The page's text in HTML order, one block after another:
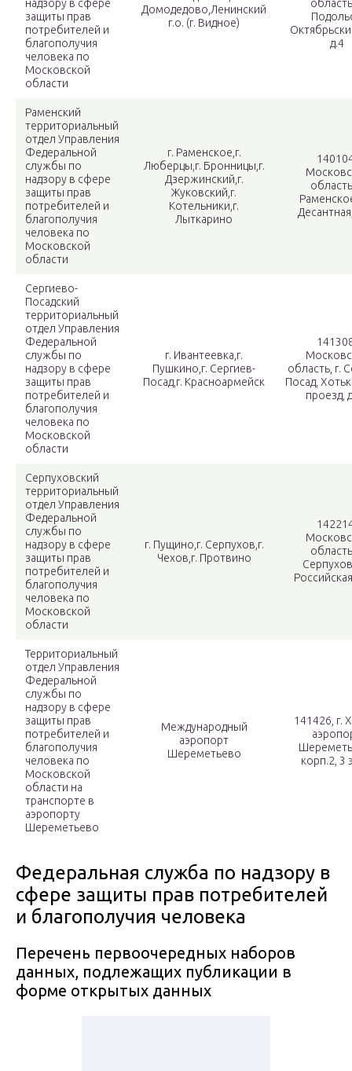
надзору в сфере
защиты прав
потребителей и
благополучия
человека по
Московской
области
Домодедово,Ленинский
г.о. (г. Видное)
д.4
Раменский
территориальный
отдел Управления
Федеральной
службы по
надзору в сфере
защиты прав
потребителей и
благополучия
человека по
Московской
области
г. Раменское,г.
Люберцы,г. Бронницы,г.
Дзержинский,г.
Жуковский,г.
Котельники,г.
Лыткарино
Сергиево-
Посадский
территориальный
отдел Управления
Федеральной
службы по
надзору в сфере
защиты прав
потребителей и
благополучия
человека по
Московской
области
г. Ивантеевка,г.
Пушкино,г. Сергиев-
Посад,г. Красноармейск
область, г.
Посад,
проезд,
Серпуховский
территориальный
отдел Управления
Федеральной
службы по
надзору в сфере
защиты прав
потребителей и
благополучия
человека по
Московской
области
г. Пущино,г. Серпухов,г.
Чехов,г. Протвино
Территориальный
отдел Управления
Федеральной
службы по
надзору в сфере
защиты прав
потребителей и
благополучия
человека по
Московской
области на
транспорте в
аэропорту
Шереметьево
Международный
аэропорт
Шереметьево
141426, г.
корп.2, 3
Федеральная служба по надзору в
сфере защиты прав потребителей
и благополучия человека
Перечень первоочередных наборов
данных, подлежащих публикации в
форме открытых данных